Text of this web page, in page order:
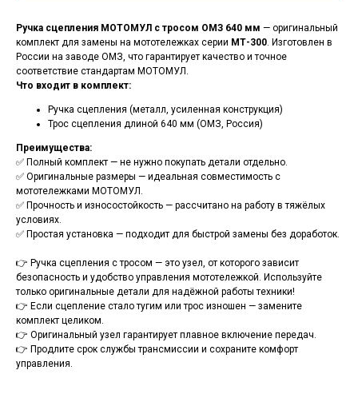
Ручка сцепления МОТОМУЛ с тросом ОМЗ 640 мм — оригинальный
комплект для замены на мототележках серии МТ-300. Изготовлен в
России на заводе ОМЗ, что гарантирует качество и точное
соответствие стандартам МОТОМУЛ.
Что входит в комплект:
Ручка сцепления (металл, усиленная конструкция)
Трос сцепления длиной 640 мм (ОМЗ, Россия)
Преимущества:
✅ Полный комплект — не нужно покупать детали отдельно.
✅ Оригинальные размеры — идеальная совместимость с
мототележками МОТОМУЛ.
✅ Прочность и износостойкость — рассчитано на работу в тяжёлых
условиях.
✅ Простая установка — подходит для быстрой замены без доработок.
👉 Ручка сцепления с тросом — это узел, от которого зависит
безопасность и удобство управления мототележкой. Используйте
только оригинальные детали для надёжной работы техники!
👉 Если сцепление стало тугим или трос изношен — замените
комплект целиком.
👉 Оригинальный узел гарантирует плавное включение передач.
👉 Продлите срок службы трансмиссии и сохраните комфорт
управления.